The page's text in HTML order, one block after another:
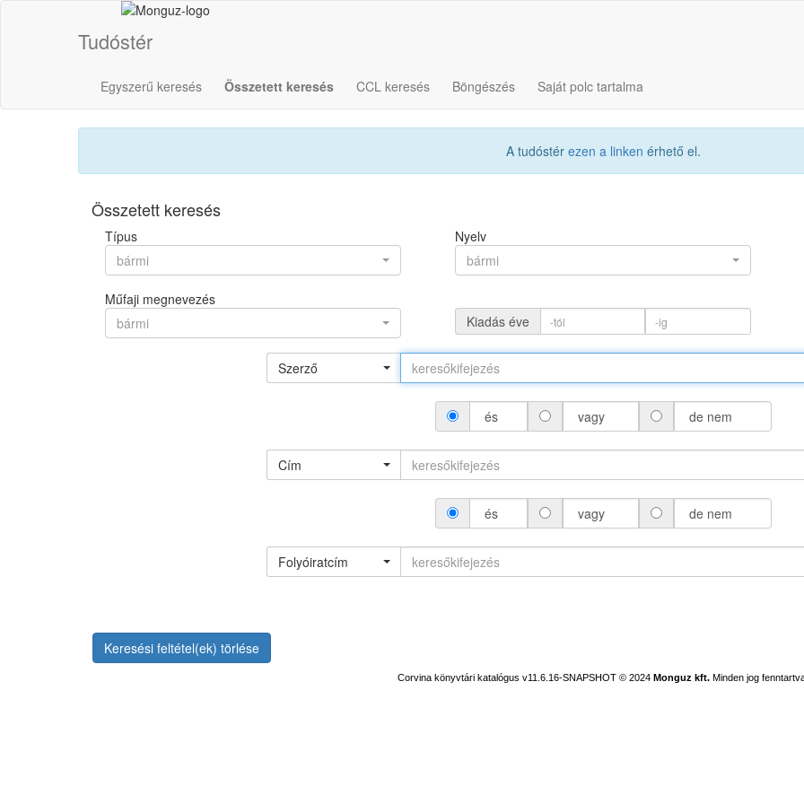
Tudóstér
Egyszerű keresés Összetett keresés CCL keresés Böngészés Saját polc tartalma
A tudóstér ezen a linken érhető el.
Összetett keresés
Típus
bármi
Nyelv
bármi
Műfaji megnevezés
bármi
Kiadás éve
Szerző
és vagy de nem
Cím
és vagy de nem
Folyóiratcím
Keresési feltétel(ek) törlése
Corvina könyvtári katalógus v11.6.16-SNAPSHOT © 2024 Monguz kft. Minden jog